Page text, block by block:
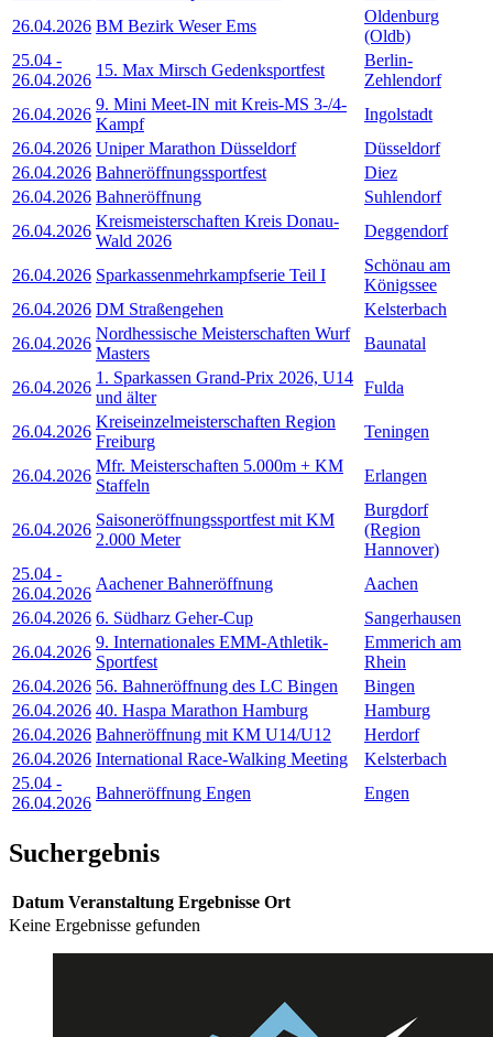
26.04.2026 BM Bezirk Weser Ems
Oldenburg
(Oldb)
25.04 -
26.04.2026
15. Max Mirsch Gedenksportfest
Berlin-
Zehlendorf
26.04.2026
9. Mini Meet-IN mit Kreis-MS 3-/4-
Kampf
Ingolstadt
26.04.2026 Uniper Marathon Düsseldorf
Düsseldorf
26.04.2026 Bahneröffnungssportfest
Diez
26.04.2026 Bahneröffnung
Suhlendorf
26.04.2026
Kreismeisterschaften Kreis Donau-
Wald 2026
Deggendorf
26.04.2026 Sparkassenmehrkampfserie Teil I
Schönau am
Königssee
26.04.2026 DM Straßengehen
Kelsterbach
26.04.2026
Nordhessische Meisterschaften Wurf
Masters
Baunatal
26.04.2026
1. Sparkassen Grand-Prix 2026, U14
und älter
Fulda
26.04.2026
Kreiseinzelmeisterschaften Region
Freiburg
Teningen
26.04.2026
Mfr. Meisterschaften 5.000m + KM
Staffeln
Erlangen
26.04.2026
Saisoneröffnungssportfest mit KM
2.000 Meter
Burgdorf
(Region
Hannover)
25.04 -
26.04.2026
Aachener Bahneröffnung
Aachen
26.04.2026 6. Südharz Geher-Cup
Sangerhausen
26.04.2026
9. Internationales EMM-Athletik-
Sportfest
Emmerich am
Rhein
26.04.2026 56. Bahneröffnung des LC Bingen
Bingen
26.04.2026 40. Haspa Marathon Hamburg
Hamburg
26.04.2026 Bahneröffnung mit KM U14/U12
Herdorf
26.04.2026 International Race-Walking Meeting
Kelsterbach
25.04 -
26.04.2026
Bahneröffnung Engen Engen
Suchergebnis
Datum Veranstaltung Ergebnisse Ort
Keine Ergebnisse gefunden